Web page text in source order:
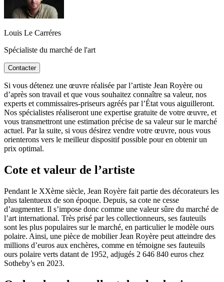
Louis Le Carréres
Spécialiste du marché de l'art
Contacter
Si vous détenez une œuvre réalisée par l’artiste Jean Royère ou
d’après son travail et que vous souhaitez connaître sa valeur, nos
experts et commissaires-priseurs agréés par l’État vous aiguilleront.
Nos spécialistes réaliseront une expertise gratuite de votre œuvre, et
vous transmettront une estimation précise de sa valeur sur le marché
actuel. Par la suite, si vous désirez vendre votre œuvre, nous vous
orienterons vers le meilleur dispositif possible pour en obtenir un
prix optimal.
Cote et valeur de l’artiste
Pendant le XXème siècle, Jean Royère fait partie des décorateurs les
plus talentueux de son époque. Depuis, sa cote ne cesse
d’augmenter. Il s’impose donc comme une valeur sûre du marché de
l’art international. Très prisé par les collectionneurs, ses fauteuils
sont les plus populaires sur le marché, en particulier le modèle ours
polaire. Ainsi, une pièce de mobilier Jean Royère peut atteindre des
millions d’euros aux enchères, comme en témoigne ses fauteuils
ours polaire verts datant de 1952 adjugés 2 646 840 euros chez
Sotheby’s en 2023.